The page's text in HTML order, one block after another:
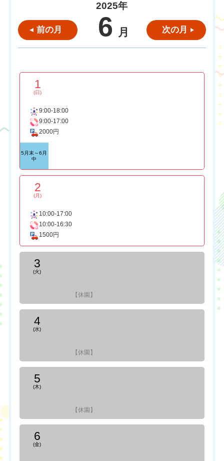
前の月
2025年
6 月 次の月
1
(日)
9:00-18:00
9:00-17:00
2000円
5月末～6月
中
2
(月)
10:00-17:00
10:00-16:30
1500円
3
(火)
【休園】
4
(水)
【休園】
5
(木)
【休園】
6
(金)